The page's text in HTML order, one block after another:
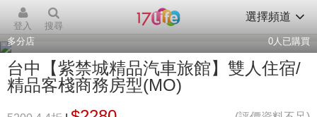
登入 搜尋
選擇頻道
多分店 0人已購買
台中【紫禁城精品汽車旅館】雙人住宿/
精品客棧商務房型(MO)